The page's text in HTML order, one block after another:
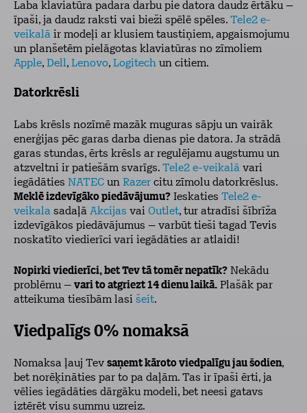
Laba klaviatūra padara darbu pie datora daudz ērtāku –
īpaši, ja daudz raksti vai bieži spēlē spēles. Tele2 e-
veikalā ir modeļi ar klusiem taustiņiem, apgaismojumu
un planšetēm pielāgotas klaviatūras no zīmoliem
Apple, Dell, Lenovo, Logitech un citiem.
Datorkrēsli
Labs krēsls nozīmē mazāk muguras sāpju un vairāk
enerģijas pēc garas darba dienas pie datora. Ja strādā
garas stundas, ērts krēsls ar regulējamu augstumu un
atzveltni ir patiešām svarīgs. Tele2 e-veikalā vari
iegādāties NATEC un Razer citu zīmolu datorkrēslus.
Meklē izdevīgāko piedāvājumu? Ieskaties Tele2 e-
veikala sadaļā Akcijas vai Outlet, tur atradīsi šībrīža
izdevīgākos piedāvājumus – varbūt tieši tagad Tevis
noskatīto viedierīci vari iegādāties ar atlaidi!
Nopirki viedierīci, bet Tev tā tomēr nepatīk? Nekādu
problēmu – vari to atgriezt 14 dienu laikā. Plašāk par
atteikuma tiesībām lasi šeit.
Viedpalīgs 0% nomaksā
Nomaksa ļauj Tev saņemt kāroto viedpalīgu jau šodien,
bet norēķināties par to pa daļām. Tas ir īpaši ērti, ja
vēlies iegādāties dārgāku modeli, bet neesi gatavs
iztērēt visu summu uzreiz.